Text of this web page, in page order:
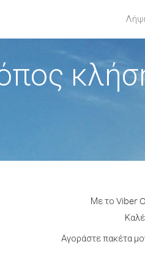
Με το Viber
Αγοράστε πακέτα